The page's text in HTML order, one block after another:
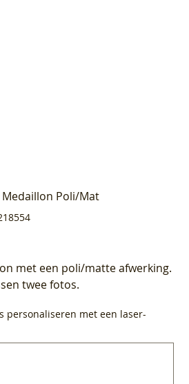
Medaillon Poli/Mat
met een poli/matte afwerking.
twee fotos.
personaliseren met een laser-